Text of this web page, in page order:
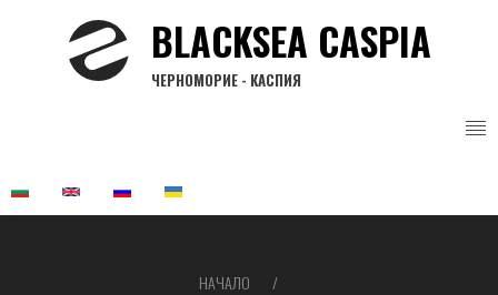
BLACKSEA CASPIA
ЧЕРНОМОРИЕ - КАСПИЯ
НАЧАЛО